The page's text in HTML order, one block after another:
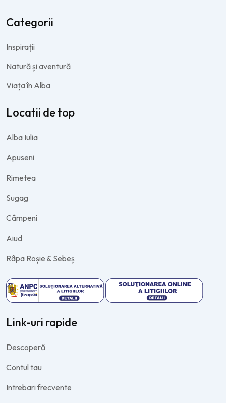
Categorii
Inspirații
Natură și aventură
Viața în Alba
Locatii de top
Alba Iulia
Apuseni
Rimetea
Sugag
Câmpeni
Aiud
Râpa Roșie & Sebeș
Link-uri rapide
Descoperă
Contul tau
Intrebari frecvente